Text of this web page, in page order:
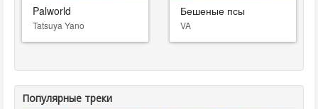
Palworld
Tatsuya Yano
Бешеные псы
VA
Популярные треки